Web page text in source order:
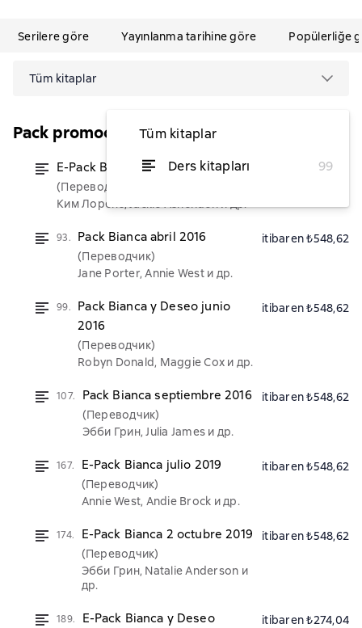
Serilere göre Yayınlanma tarihine göre Popülerliğe
Tüm kitaplar
Tüm kitaplar
Ders kitapları
99
Pack promocional
E-Pack Bianca septiembre 2024
(Переводчик)
Ким Лоренс, Jackie Ashenden и др.
itibaren ₺548,62
93. Pack Bianca abril 2016
(Переводчик)
Jane Porter, Annie West и др.
itibaren ₺548,62
99.
Pack Bianca y Deseo junio
2016
(Переводчик)
Robyn Donald, Maggie Cox и др.
itibaren ₺548,62
107. Pack Bianca septiembre 2016
(Переводчик)
Эбби Грин, Julia James и др.
itibaren ₺548,62
167. E-Pack Bianca julio 2019
(Переводчик)
Annie West, Andie Brock и др.
itibaren ₺548,62
174. E-Pack Bianca 2 octubre 2019
(Переводчик)
Эбби Грин, Natalie Anderson и
др.
itibaren ₺548,62
189.
E-Pack Bianca y Deseo
itibaren ₺274,04